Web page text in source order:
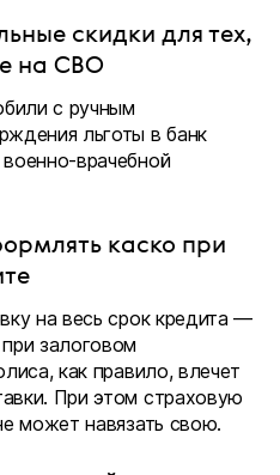
скидки для тех,
на СВО
с ручным
льготы в банк
врачебной
каско при
на весь срок кредита —
залоговом
как правило, влечет
При этом страховую
может навязать свою.